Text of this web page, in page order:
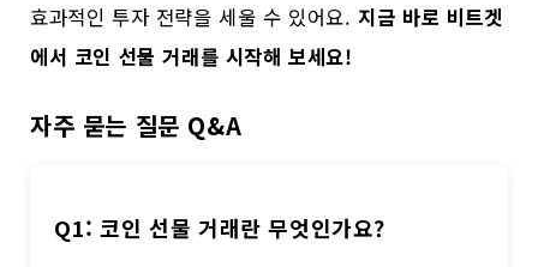
효과적인 투자 전략을 세울 수 있어요.지금 바로 비트겟
에서 코인 선물 거래를 시작해 보세요!
자주 묻는 질문 Q&A
Q1: 코인 선물 거래란 무엇인가요?